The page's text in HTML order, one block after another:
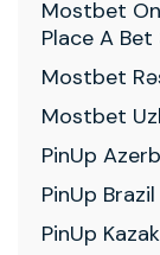
Mostbet
Place A Bet
Mostbet
Mostbet
PinUp
PinUp Brazil
PinUp